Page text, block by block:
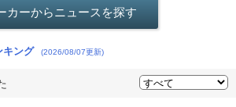
カーからニュースを探す
キング (2026/08/07更新)